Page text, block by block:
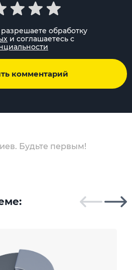
обработку
и соглашаетесь с
комментарий
Будьте первым!